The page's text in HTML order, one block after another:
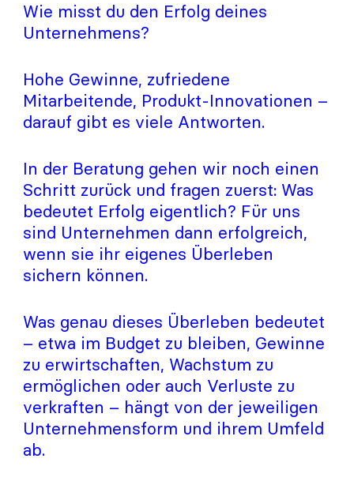
Wie misst du den Erfolg deines
Unternehmens?
Hohe Gewinne, zufriedene
Mitarbeitende, Produkt-Innovationen –
darauf gibt es viele Antworten.
In der Beratung gehen wir noch einen
Schritt zurück und fragen zuerst: Was
bedeutet Erfolg eigentlich? Für uns
sind Unternehmen dann erfolgreich,
wenn sie ihr eigenes Überleben
sichern können.
Was genau dieses Überleben bedeutet
– etwa im Budget zu bleiben, Gewinne
zu erwirtschaften, Wachstum zu
ermöglichen oder auch Verluste zu
verkraften – hängt von der jeweiligen
Unternehmensform und ihrem Umfeld
ab.